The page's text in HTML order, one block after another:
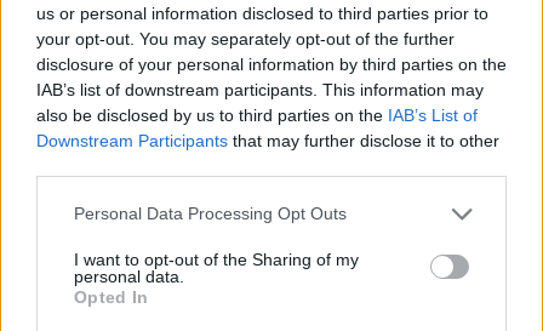
us or personal information disclosed to third parties prior to
your opt-out. You may separately opt-out of the further
disclosure of your personal information by third parties on the
IAB’s list of downstream participants. This information may
also be disclosed by us to third parties on the IAB’s List of
Downstream Participants that may further disclose it to other
Personal Data Processing Opt Outs
I want to opt-out of the Sharing of my
personal data.
Opted In